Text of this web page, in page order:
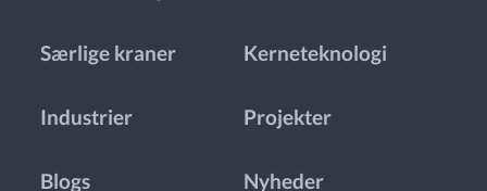
Særlige kraner Kerneteknologi
Industrier Projekter
Blogs Nyheder